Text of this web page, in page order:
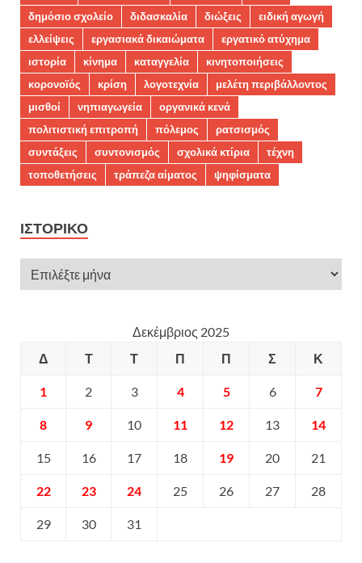
δημόσιο σχολείο
διδασκαλία διώξεις
ειδική αγωγή
ελλείψεις
εργασιακά δικαιώματα
εργατικό ατύχημα
ιστορία
κίνημα καταγγελία
κινητοποιήσεις
κορονοϊός
κρίση λογοτεχνία
μελέτη περιβάλλοντος
μισθοί
νηπιαγωγεία
οργανικά κενά
πολιτιστική επιτροπή
πόλεμος
ρατσισμός
συντάξεις
συντονισμός σχολικά κτίρια
τέχνη
τοποθετήσεις
τράπεζα αίματος ψηφίσματα
ΙΣΤΟΡΙΚΌ
Δεκέμβριος 2025
Δ
Τ Τ Π Π Σ Κ
1 2 3 4 5 6 7
8 9 10 11 12 13 14
15 16 17 18 19 20 21
22 23 24 25 26 27 28
29 30 31